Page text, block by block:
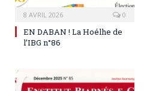
8 AVRIL 2026 0
EN DABAN ! La Hoélhe de
l’IBG n°86